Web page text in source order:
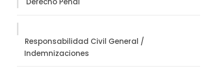
Responsabilidad Civil General /
Indemnizaciones